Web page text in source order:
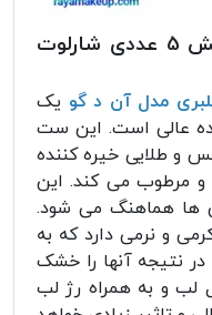
نقد و بررسی کیت لوازم آرایش 5 عددی شارلوت
مدل آن د گو یک
عالی است. این ست
و طلایی خیره کننده
و مرطوب می کند. این
ها هماهنگ می شود.
و نرمی دارد که به
نتیجه آنها را خشک
لب و به همراه رژ لب